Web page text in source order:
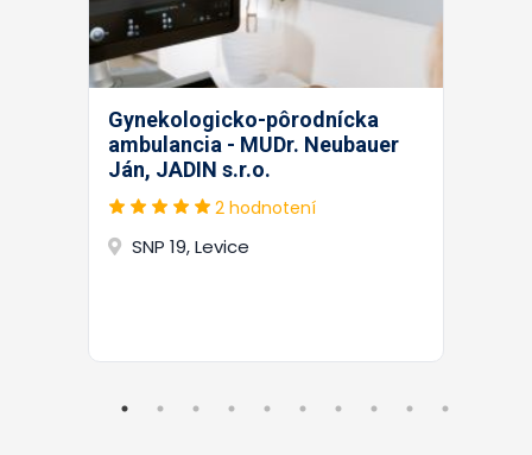
Gynekologicko-pôrodnícka
ambulancia - MUDr. Neubauer
Ján, JADIN s.r.o.
2 hodnotení
SNP 19, Levice